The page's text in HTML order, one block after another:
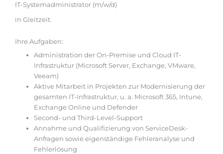
IT-Systemadministrator (m/w/d)
in Gleitzeit.
Ihre Aufgaben:
Administration der On-Premise und Cloud IT-
Infrastruktur (Microsoft Server, Exchange, VMware,
Veeam)
Aktive Mitarbeit in Projekten zur Modernisierung der
gesamten IT-Infrastruktur, u. a. Microsoft 365, Intune,
Exchange Online und Defender
Second- und Third-Level-Support
Annahme und Qualifizierung von ServiceDesk-
Anfragen sowie eigenständige Fehleranalyse und
Fehlerlösung